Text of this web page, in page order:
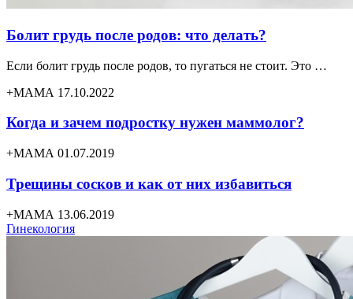
Болит грудь после родов: что делать?
Если болит грудь после родов, то пугаться не стоит. Это …
+МАМА 17.10.2022
Когда и зачем подростку нужен маммолог?
+МАМА 01.07.2019
Трещины сосков и как от них избавиться
+МАМА 13.06.2019
Гинекология